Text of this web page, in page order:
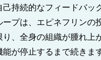
持続的なフィードバッ
ープは、エピネフリンの
り、全身の組織が腫れ上
が停止するまで続きま